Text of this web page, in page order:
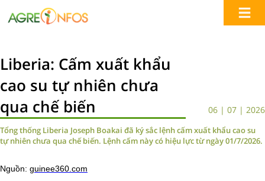
Liberia: Cấm xuất khẩu
cao su tự nhiên chưa
qua chế biến
06 | 07 | 2026
Tổng thống Liberia Joseph Boakai đã ký sắc lệnh cấm xuất khẩu cao su
tự nhiên chưa qua chế biến. Lệnh cấm này có hiệu lực từ ngày 01/7/2026.
Nguồn: guinee360.com